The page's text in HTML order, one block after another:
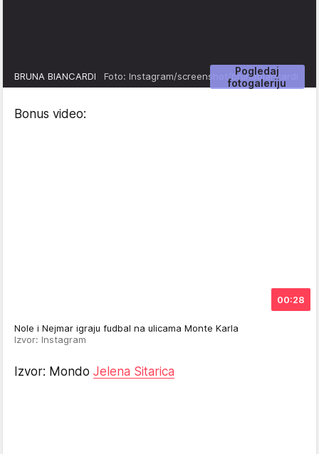
Pogledaj
fotogaleriju
BRUNA BIANCARDI Foto: Instagram/screenshot/brunabiancardi
Bonus video:
00:28
Nole i Nejmar igraju fudbal na ulicama Monte Karla
Izvor: Instagram
Izvor: Mondo Jelena Sitarica